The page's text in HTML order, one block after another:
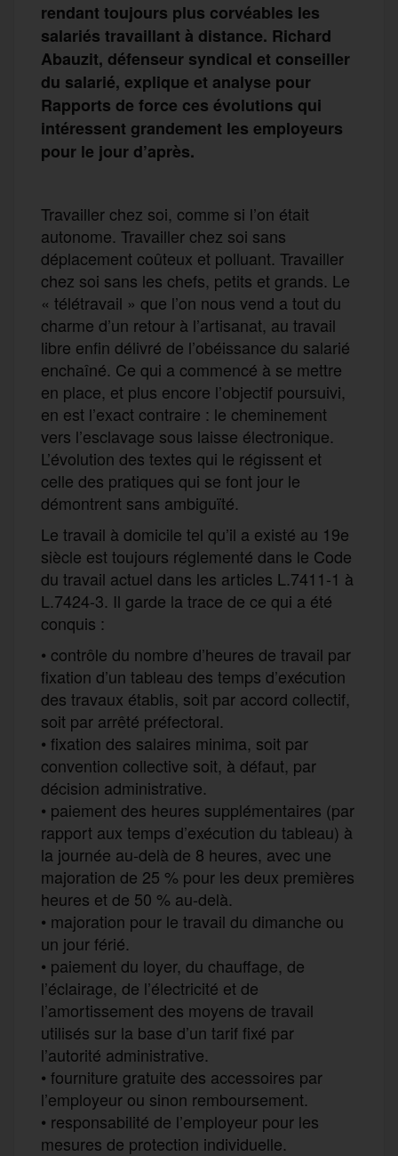
rendant toujours plus corvéables les
salariés travaillant à distance. Richard
Abauzit, défenseur syndical et conseiller
du salarié, explique et analyse pour
Rapports de force ces évolutions qui
intéressent grandement les employeurs
pour le jour d’après.
Travailler chez soi, comme si l’on était
autonome. Travailler chez soi sans
déplacement coûteux et polluant. Travailler
chez soi sans les chefs, petits et grands. Le
« télétravail » que l’on nous vend a tout du
charme d’un retour à l’artisanat, au travail
libre enfin délivré de l’obéissance du salarié
enchaîné. Ce qui a commencé à se mettre
en place, et plus encore l’objectif poursuivi,
en est l’exact contraire : le cheminement
vers l’esclavage sous laisse électronique.
L’évolution des textes qui le régissent et
celle des pratiques qui se font jour le
démontrent sans ambiguïté.
Le travail à domicile tel qu’il a existé au 19e
siècle est toujours réglementé dans le Code
du travail actuel dans les articles L.7411-1 à
L.7424-3. Il garde la trace de ce qui a été
conquis :
• contrôle du nombre d’heures de travail par
fixation d’un tableau des temps d’exécution
des travaux établis, soit par accord collectif,
soit par arrêté préfectoral.
• fixation des salaires minima, soit par
convention collective soit, à défaut, par
décision administrative.
• paiement des heures supplémentaires (par
rapport aux temps d’exécution du tableau) à
la journée au-delà de 8 heures, avec une
majoration de 25 % pour les deux premières
heures et de 50 % au-delà.
• majoration pour le travail du dimanche ou
un jour férié.
• paiement du loyer, du chauffage, de
l’éclairage, de l’électricité et de
l’amortissement des moyens de travail
utilisés sur la base d’un tarif fixé par
l’autorité administrative.
• fourniture gratuite des accessoires par
l’employeur ou sinon remboursement.
• responsabilité de l’employeur pour les
mesures de protection individuelle.